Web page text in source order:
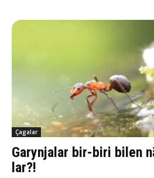
Çagalar
Ga­ryn­ja­lar bi­r-bi­ri bi­len
lar?!